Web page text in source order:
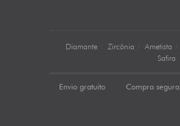
Diamante Zircônia Ametista
Safira
Envio gratuito Compra segura